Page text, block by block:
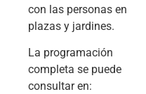
con las personas en
plazas y jardines.
La programación
completa se puede
consultar en: